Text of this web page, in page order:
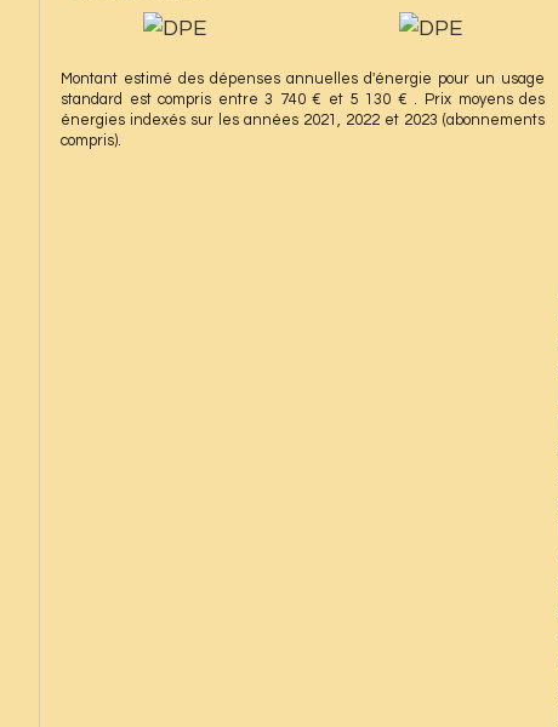
Montant estimé des dépenses annuelles d'énergie pour un usage
standard est compris entre 3 740 € et 5 130 € . Prix moyens des
énergies indexés sur les années 2021, 2022 et 2023 (abonnements
compris).